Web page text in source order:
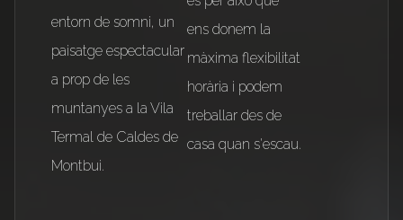
entorn de somni, un
paisatge espectacular
a prop de les
muntanyes a la Vila
Termal de Caldes de
Montbui.
ens donem la
màxima flexibilitat
horària i podem
treballar des de
casa quan s'escau.